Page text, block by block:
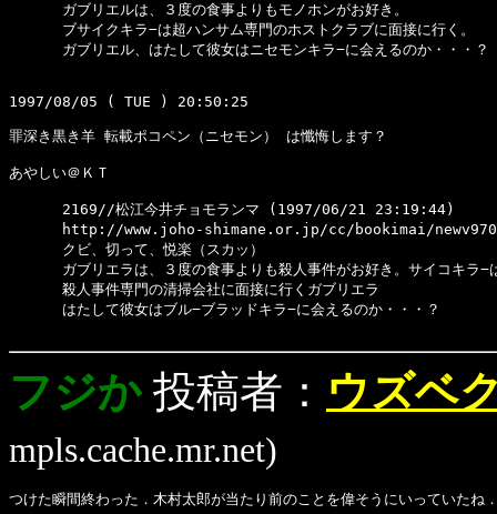
      ガブリエルは、３度の食事よりもモノホンがお好き。
      ブサイクキラ−は超ハンサム専門のホストクラブに面接に行く。
      ガブリエル、はたして彼女はニセモンキラ−に会えるのか・・・？
1997/08/05 ( TUE ) 20:50:25
罪深き黒き羊 転載ポコペン（ニセモン） は懺悔します？
あやしい＠ＫＴ
      2169//松江今井チョモランマ (1997/06/21 23:19:44)
http://www.joho-shimane.or.jp/cc/bookimai/
      クビ、切って、悦楽（スカッ）
ガブリエラは、３度の食事よりも殺人事件がお好き。サイコキラ−
      殺人事件専門の清掃会社に面接に行くガブリエラ
      はたして彼女はブル−ブラッドキラ−に会えるのか・・・？
フジか 投稿者： ウズベ
mpls.cache.mr.net)
つけた瞬間終わった．木村太郎が当たり前のことを偉そうにいっていたね